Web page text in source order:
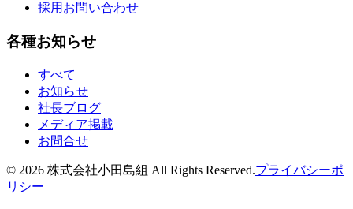
採用お問い合わせ
各種お知らせ
すべて
お知らせ
社長ブログ
メディア掲載
お問合せ
© 2026 株式会社小田島組 All Rights Reserved.プライバシーポ
リシー